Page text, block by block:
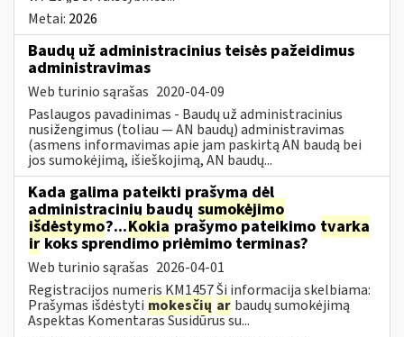
Metai: 2026
Baudų už administracinius teisės pažeidimus
administravimas
Web turinio sąrašas 2020-04-09
Paslaugos pavadinimas - Baudų už administracinius
nusižengimus (toliau — AN baudų) administravimas
(asmens informavimas apie jam paskirtą AN baudą bei
jos sumokėjimą, išieškojimą, AN baudų...
Kada galima pateikti prašymą dėl
administracinių baudų sumokėjimo
išdėstymo?...Kokia prašymo pateikimo tvarka
irkoks sprendimo priėmimo terminas?
Web turinio sąrašas 2026-04-01
Registracijos numeris KM1457 Ši informacija skelbiama:
Prašymas išdėstyti mokesčių ar baudų sumokėjimą
Aspektas Komentaras Susidūrus su...